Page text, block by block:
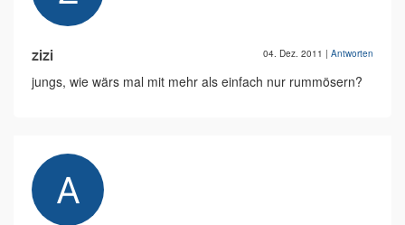
zizi 04. Dez. 2011 | Antworten
jungs, wie wärs mal mit mehr als einfach nur rummösern?